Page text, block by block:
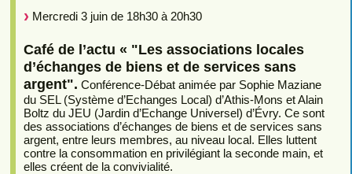
Mercredi 3 juin de 18h30 à 20h30
Café de l’actu « "Les associations locales
d’échanges de biens et de services sans
argent". Conférence-Débat animée par Sophie Maziane
du SEL (Système d’Echanges Local) d’Athis-Mons et Alain
Boltz du JEU (Jardin d’Echange Universel) d’Évry. Ce sont
des associations d’échanges de biens et de services sans
argent, entre leurs membres, au niveau local. Elles luttent
contre la consommation en privilégiant la seconde main, et
elles créent de la convivialité.